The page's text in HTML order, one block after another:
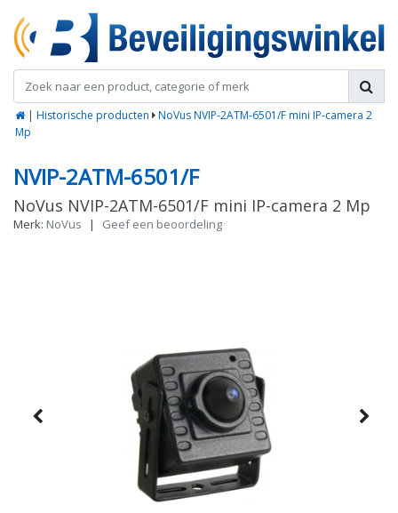
| Historische producten
NoVus NVIP-2ATM-6501/F mini IP-camera 2
Mp
NVIP-2ATM-6501/F
NoVus NVIP-2ATM-6501/F mini IP-camera 2 Mp
Merk: NoVus | Geef een beoordeling